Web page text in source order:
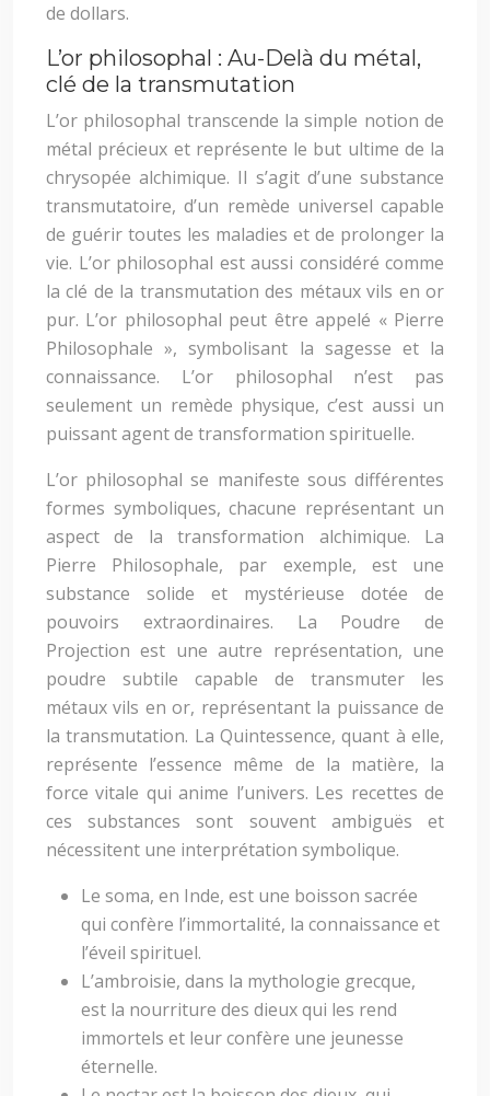
de dollars.
L’or philosophal : Au-Delà du métal,
clé de la transmutation
L’or philosophal transcende la simple notion de
métal précieux et représente le but ultime de la
chrysopée alchimique. Il s’agit d’une substance
transmutatoire, d’un remède universel capable
de guérir toutes les maladies et de prolonger la
vie. L’or philosophal est aussi considéré comme
la clé de la transmutation des métaux vils en or
pur. L’or philosophal peut être appelé « Pierre
Philosophale », symbolisant la sagesse et la
connaissance. L’or philosophal n’est pas
seulement un remède physique, c’est aussi un
puissant agent de transformation spirituelle.
L’or philosophal se manifeste sous différentes
formes symboliques, chacune représentant un
aspect de la transformation alchimique. La
Pierre Philosophale, par exemple, est une
substance solide et mystérieuse dotée de
pouvoirs extraordinaires. La Poudre de
Projection est une autre représentation, une
poudre subtile capable de transmuter les
métaux vils en or, représentant la puissance de
la transmutation. La Quintessence, quant à elle,
représente l’essence même de la matière, la
force vitale qui anime l’univers. Les recettes de
ces substances sont souvent ambiguës et
nécessitent une interprétation symbolique.
Le soma, en Inde, est une boisson sacrée
qui confère l’immortalité, la connaissance et
l’éveil spirituel.
L’ambroisie, dans la mythologie grecque,
est la nourriture des dieux qui les rend
immortels et leur confère une jeunesse
éternelle.